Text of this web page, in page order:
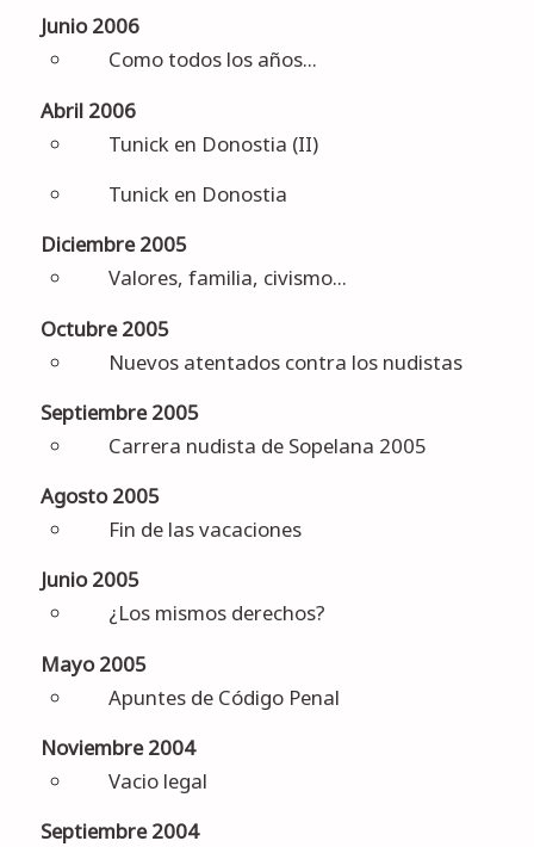
Junio 2006
Como todos los años...
Abril 2006
Tunick en Donostia (II)
Tunick en Donostia
Diciembre 2005
Valores, familia, civismo...
Octubre 2005
Nuevos atentados contra los nudistas
Septiembre 2005
Carrera nudista de Sopelana 2005
Agosto 2005
Fin de las vacaciones
Junio 2005
¿Los mismos derechos?
Mayo 2005
Apuntes de Código Penal
Noviembre 2004
Vacio legal
Septiembre 2004